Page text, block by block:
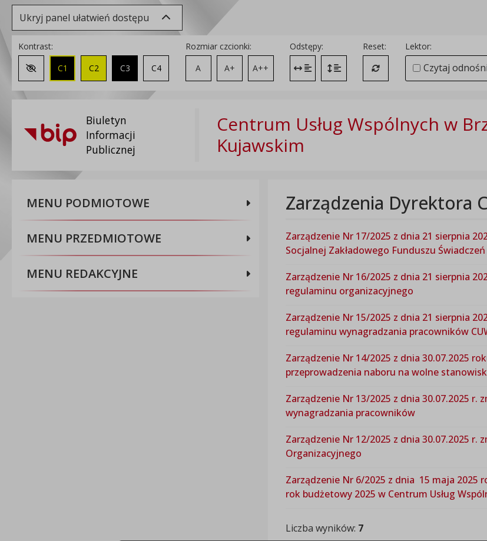
Ukryj panel ułatwień dostępu
Kontrast:
Zmień kontrast na domyślny
C1 C2 C3 C4
Rozmiar czcionki:
A
A+ A++
Odstępy:
Zmień odstęp między literami
Zmień interlinię i margines między
Reset:
Przywróć ustawienia
Lektor:
Czytaj
Biuletyn
Informacji
Publicznej
Centrum Usług Wspólnych w
Kujawskim
MENU PODMIOTOWE
MENU PRZEDMIOTOWE
MENU REDAKCYJNE
Zarządzenia Dyrektora
Zarządzenie Nr 17/2025 z dnia 21 sierpnia
Socjalnej Zakładowego Funduszu
Zarządzenie Nr 16/2025 z dnia 21 sierpnia
regulaminu organizacyjnego
Zarządzenie Nr 15/2025 z dnia 21 sierpnia
regulaminu wynagradzania pracowników
Zarządzenie Nr 14/2025 z dnia 30.07.2025
przeprowadzenia naboru na wolne
Zarządzenie Nr 13/2025 z dnia 30.07.2025
wynagradzania pracowników
Zarządzenie Nr 12/2025 z dnia 30.07.2025
Organizacyjnego
Zarządzenie Nr 6/2025 z dnia 15 maja 2025
rok budżetowy 2025 w Centrum Usług
Liczba wyników: 7